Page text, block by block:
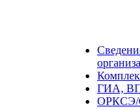
ГИА,